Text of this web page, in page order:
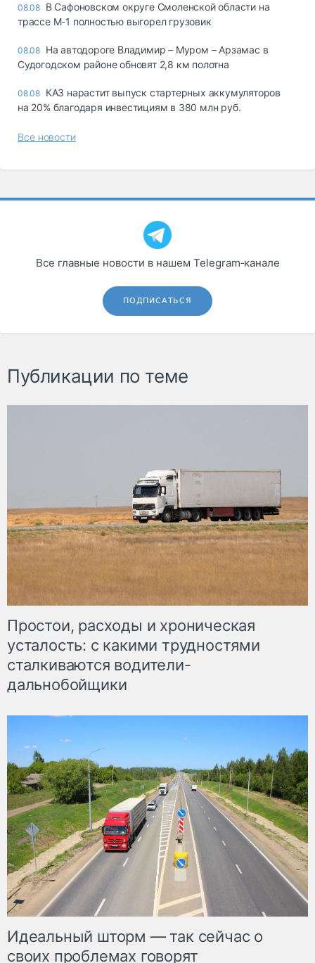
08.08 В Сафоновском округе Смоленской области на
трассе М-1 полностью выгорел грузовик
08.08 На автодороге Владимир – Муром – Арзамас в
Судогодском районе обновят 2,8 км полотна
08.08 КАЗ нарастит выпуск стартерных аккумуляторов
на 20% благодаря инвестициям в 380 млн руб.
Все новости
Все главные новости в нашем Telegram‑канале
ПОДПИСАТЬСЯ
Публикации по теме
Простои, расходы и хроническая
усталость: с какими трудностями
сталкиваются водители-
дальнобойщики
Идеальный шторм — так сейчас о
своих проблемах говорят